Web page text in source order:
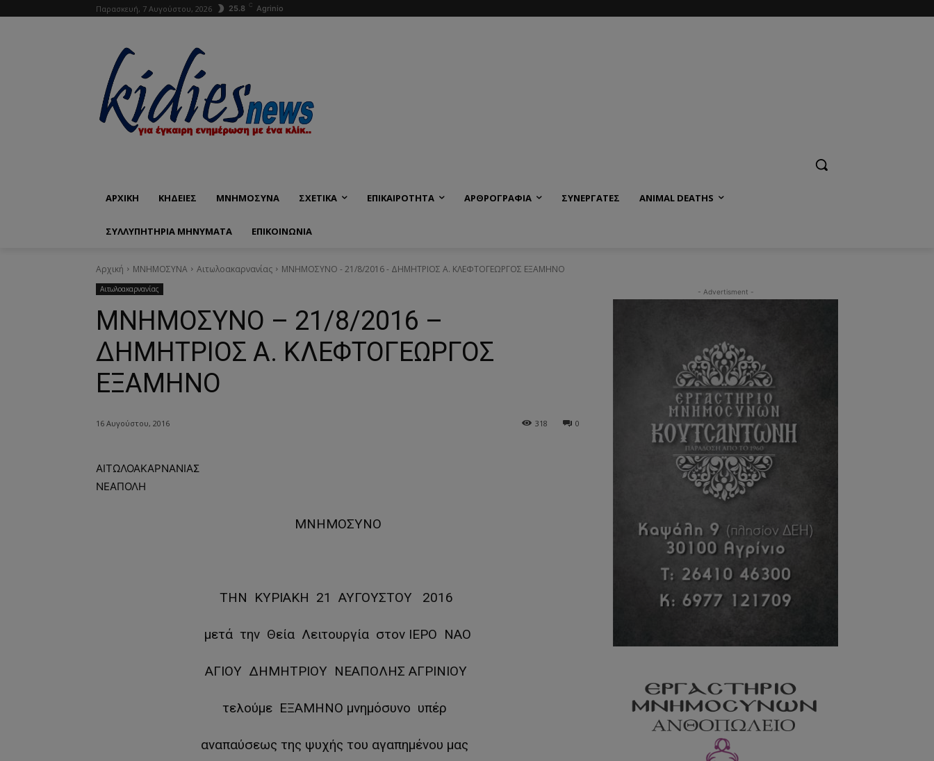
Παρασκευή, 7 Αυγούστου, 2026 25.8 C Agrinio
ΑΡΧΙΚΗ ΚΗΔΕΙΕΣ ΜΝΗΜΟΣΥΝΑ ΣΧΕΤΙΚΑ ΕΠΙΚΑΙΡΟΤΗΤΑ ΑΡΘΡΟΓΡΑΦΙΑ ΣΥΝΕΡΓΑΤΕΣ ANIMAL DEATHS
ΣΥΛΛΥΠΗΤΗΡΙΑ ΜΗΝΥΜΑΤΑ ΕΠΙΚΟΙΝΩΝΊΑ
Αρχική ΜΝΗΜΟΣΥΝΑ Αιτωλοακαρνανίας ΜΝΗΜΟΣΥΝΟ - 21/8/2016 - ΔΗΜΗΤΡΙΟΣ Α. ΚΛΕΦΤΟΓΕΩΡΓΟΣ ΕΞΑΜΗΝΟ
Αιτωλοακαρνανίας
ΜΝΗΜΟΣΥΝΟ – 21/8/2016 –
ΔΗΜΗΤΡΙΟΣ Α. ΚΛΕΦΤΟΓΕΩΡΓΟΣ
ΕΞΑΜΗΝΟ
16 Αυγούστου, 2016 0
318
ΑΙΤΩΛΟΑΚΑΡΝΑΝΙΑΣ
ΝΕΑΠΟΛΗ
ΜΝΗΜΟΣΥΝΟ
ΤΗΝ ΚΥΡΙΑΚΗ 21 ΑΥΓΟΥΣΤΟΥ 2016
μετά την Θεία Λειτουργία στον ΙΕΡΟ ΝΑΟ
ΑΓΙΟΥ ΔΗΜΗΤΡΙΟΥ ΝΕΑΠΟΛΗΣ ΑΓΡΙΝΙΟΥ
τελούμε ΕΞΑΜΗΝΟ μνημόσυνο υπέρ
αναπαύσεως της ψυχής του αγαπημένου μας
- Advertisment -